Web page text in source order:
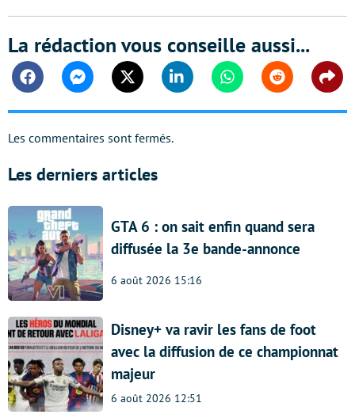
La rédaction vous conseille aussi...
FacebookMessengerTwitter Linkedin WhatsappReddit
Les commentaires sont fermés.
Les derniers articles
GTA 6 : on sait enfin quand sera
diffusée la 3e bande-annonce
6 août 2026 15:16
Disney+ va ravir les fans de foot
avec la diffusion de ce championnat
majeur
6 août 2026 12:51